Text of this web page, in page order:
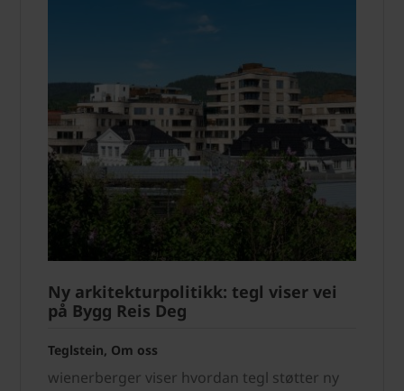
Ny arkitekturpolitikk: tegl viser vei
på Bygg Reis Deg
Teglstein, Om oss
wienerberger viser hvordan tegl støtter ny